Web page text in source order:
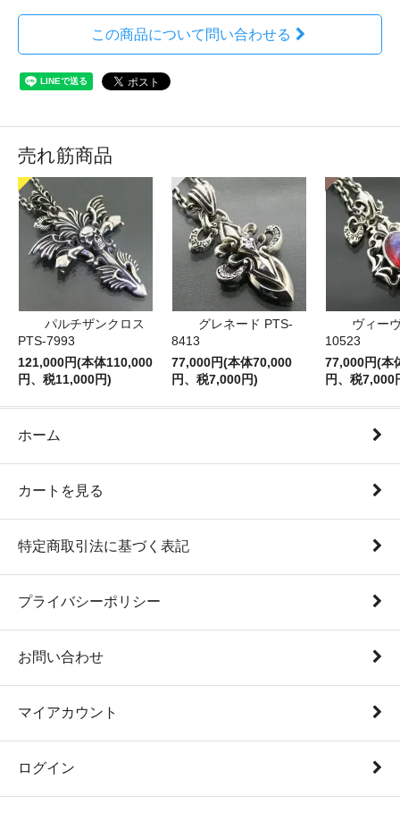
この商品について問い合わせる
売れ筋商品
パルチザンクロス
PTS-7993
121,000円(本体110,000
円、税11,000円)
グレネード PTS-
8413
77,000円(本体70,000
円、税7,000円)
ヴィー
10523
77,000円(本
円、税7,000
ホーム
カートを見る
特定商取引法に基づく表記
プライバシーポリシー
お問い合わせ
マイアカウント
ログイン